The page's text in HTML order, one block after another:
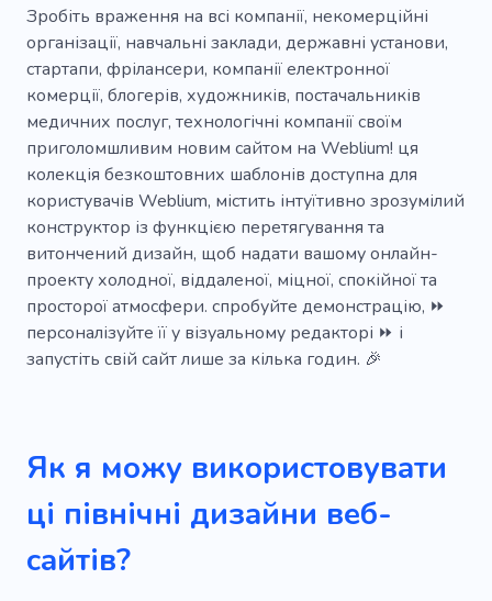
Tomorrowland
Прийом
Банкет
Продаж
Бутильований
Профіль
Маршрут
Спічмейкер
Сцена
Почати малювати
Канцтовари
Місто
Харчування
Зробіть враження на всі компанії, некомерційні
організації, навчальні заклади, державні установи,
стартапи, фрілансери, компанії електронної
комерції, блогерів, художників, постачальників
медичних послуг, технологічні компанії своїм
приголомшливим новим сайтом на Weblium! ця
колекція безкоштовних шаблонів доступна для
користувачів Weblium, містить інтуїтивно зрозумілий
конструктор із функцією перетягування та
витончений дизайн, щоб надати вашому онлайн-
проекту холодної, віддаленої, міцної, спокійної та
просторої атмосфери. спробуйте демонстрацію, ⏩
персоналізуйте її у візуальному редакторі ⏩ і
запустіть свій сайт лише за кілька годин. 🎉
Як я можу використовувати
ці північні дизайни веб-
сайтів?